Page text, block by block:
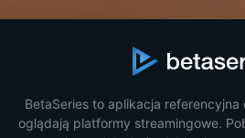
BetaSeries to aplikacja
oglądają platformy streamingowe.